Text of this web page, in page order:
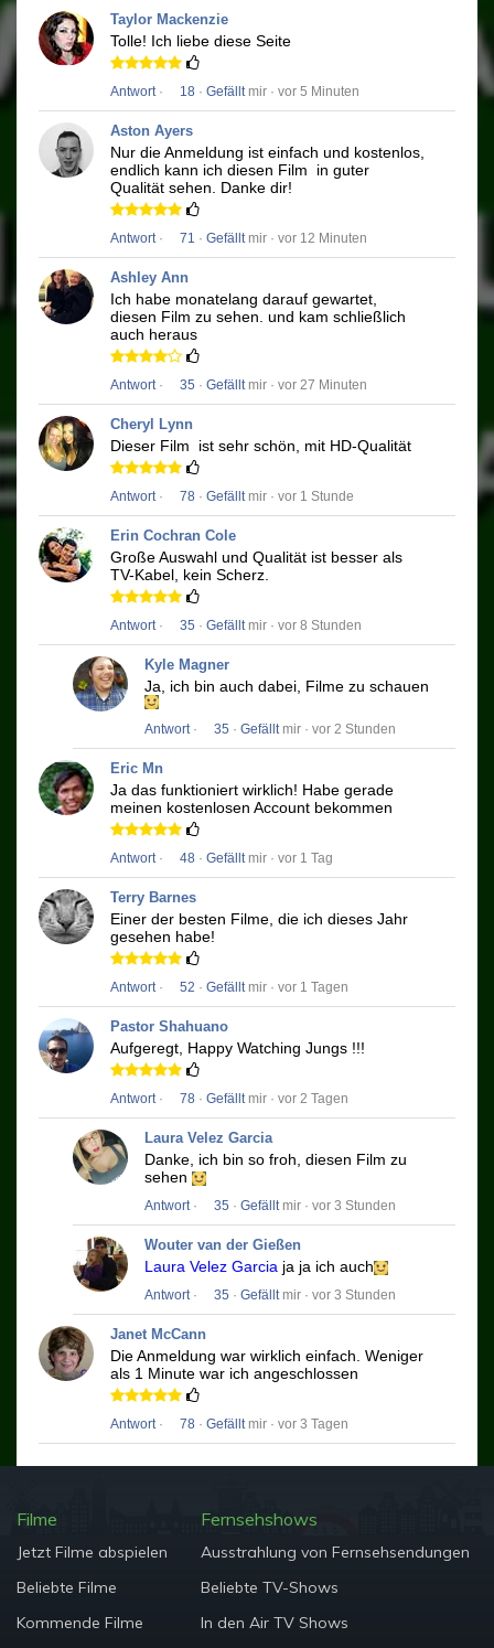
Taylor Mackenzie
Tolle! Ich liebe diese Seite
Antwort· 18 · Gefälltmir · vor 5 Minuten
Aston Ayers
Nur die Anmeldung ist einfach und kostenlos,
endlich kann ich diesen Film
in guter
Qualität sehen. Danke dir!
Antwort· 71 · Gefälltmir · vor 12 Minuten
Ashley Ann
Ich habe monatelang darauf gewartet,
diesen Film zu sehen. und kam schließlich
auch heraus
Antwort· 35 · Gefälltmir · vor 27 Minuten
Cheryl Lynn
Dieser Film ist sehr schön, mit HD-Qualität
Antwort· 78 · Gefälltmir · vor 1 Stunde
Erin Cochran Cole
Große Auswahl und Qualität ist besser als
TV-Kabel, kein Scherz.
Antwort· 35 · Gefälltmir · vor 8 Stunden
Kyle Magner
Ja, ich bin auch dabei, Filme zu schauen
Antwort· 35 · Gefälltmir · vor 2 Stunden
Eric Mn
Ja das funktioniert wirklich! Habe gerade
meinen kostenlosen Account bekommen
Antwort· 48 · Gefälltmir · vor 1 Tag
Terry Barnes
Einer der besten Filme, die ich dieses Jahr
gesehen habe!
Antwort· 52 · Gefälltmir · vor 1 Tagen
Pastor Shahuano
Aufgeregt, Happy Watching Jungs !!!
Antwort· 78 · Gefälltmir · vor 2 Tagen
Laura Velez Garcia
Danke, ich bin so froh, diesen Film zu
sehen
Antwort· 35 · Gefälltmir · vor 3 Stunden
Wouter van der Gießen
Laura Velez Garcia ja ja ich auch
Antwort· 35 · Gefälltmir · vor 3 Stunden
Janet McCann
Die Anmeldung war wirklich einfach. Weniger
als 1 Minute war ich angeschlossen
Antwort· 78 · Gefälltmir · vor 3 Tagen
Filme
Jetzt Filme abspielen
Beliebte Filme
Kommende Filme
Fernsehshows
Ausstrahlung von Fernsehsendungen
Beliebte TV-Shows
In den Air TV Shows